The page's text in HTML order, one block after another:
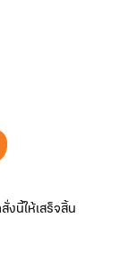
นี้ให้เสร็จสิ้น